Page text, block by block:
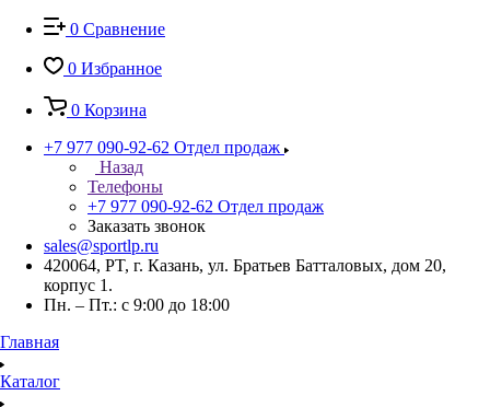
0 Сравнение
0 Избранное
0 Корзина
+7 977 090-92-62 Отдел продаж
Назад
Телефоны
+7 977 090-92-62 Отдел продаж
Заказать звонок
sales@sportlp.ru
420064, PT, г. Казань, ул. Братьев Батталовых, дом 20,
корпус 1.
Пн. – Пт.: с 9:00 до 18:00
Главная
Каталог